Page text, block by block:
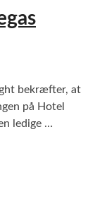
bekræfter, at
på Hotel
ledige …